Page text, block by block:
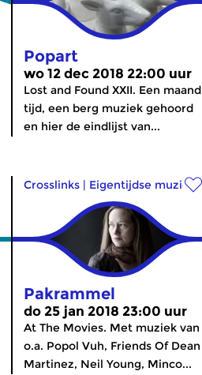
Popart
wo 12 dec 2018 22:00 uur
Lost and Found XXII. Een maand
tijd, een berg muziek gehoord
en hier de eindlijst van...
Crosslinks | Eigentijdse muziek
Pakrammel
do 25 jan 2018 23:00 uur
At The Movies. Met muziek van
o.a. Popol Vuh, Friends Of Dean
Martinez, Neil Young, Minco...